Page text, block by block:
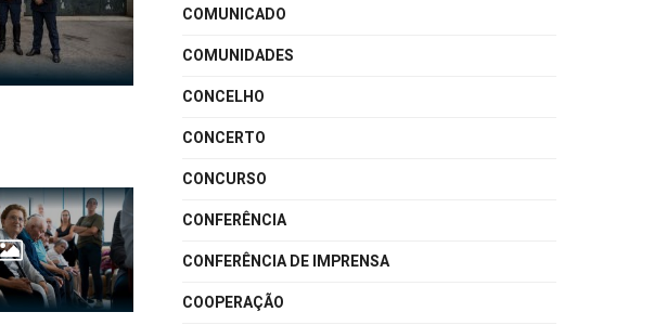
COMUNICADO
COMUNIDADES
CONCELHO
CONCERTO
CONCURSO
CONFERÊNCIA
CONFERÊNCIA DE IMPRENSA
COOPERAÇÃO